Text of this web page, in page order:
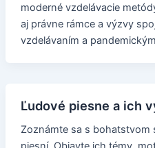
moderné vzdelávacie
aj právne rámce a výzvy
vzdelávaním a
Ľudové piesne a ich
Zoznámte sa s